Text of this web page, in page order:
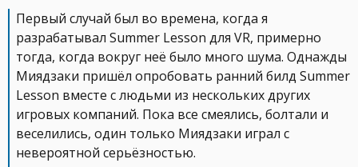
Первый случай был во времена, когда я
разрабатывал Summer Lesson для VR, примерно
тогда, когда вокруг неё было много шума. Однажды
Миядзаки пришёл опробовать ранний билд Summer
Lesson вместе с людьми из нескольких других
игровых компаний. Пока все смеялись, болтали и
веселились, один только Миядзаки играл с
невероятной серьёзностью.